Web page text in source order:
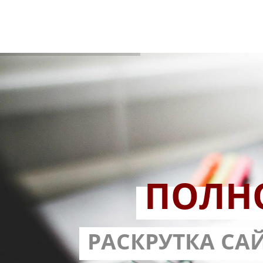
С
РАСКРУТКА